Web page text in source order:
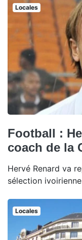
Locales
Football :
coach de la
Hervé Renard va
sélection
Locales